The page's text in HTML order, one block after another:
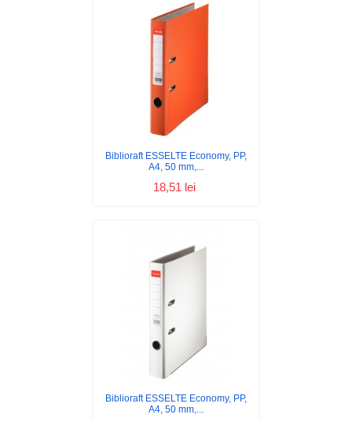
Biblioraft ESSELTE Economy, PP,
A4, 50 mm,...
18,51 lei
Biblioraft ESSELTE Economy, PP,
A4, 50 mm,...